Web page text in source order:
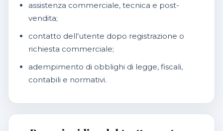
assistenza commerciale, tecnica e post-
vendita;
contatto dell’utente dopo registrazione o
richiesta commerciale;
adempimento di obblighi di legge, fiscali,
contabili e normativi.